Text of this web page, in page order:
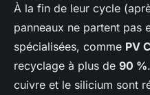
À la fin de leur cycle
panneaux ne partent pas
spécialisées, comme PV
recyclage à plus de 90 %
cuivre et le silicium sont